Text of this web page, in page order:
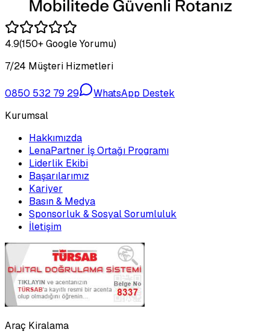
4.9(150+ Google Yorumu)
7/24 Müşteri Hizmetleri
0850 532 79 29
WhatsApp Destek
Kurumsal
Hakkımızda
LenaPartner İş Ortağı Programı
Liderlik Ekibi
Başarılarımız
Kariyer
Basın & Medya
Sponsorluk & Sosyal Sorumluluk
İletişim
Araç Kiralama